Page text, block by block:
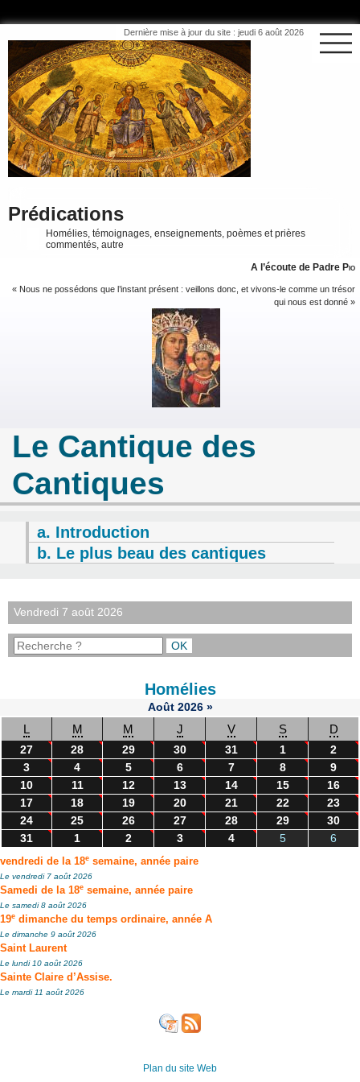
Dernière mise à jour du site : jeudi 6 août 2026
Prédications
Homélies, témoignages, enseignements, poèmes et prières
commentés, autre
A l’écoute de Padre Pio
« Nous ne possédons que l’instant présent : veillons donc, et vivons-le comme un trésor
qui nous est donné »
Le Cantique des
Cantiques
a. Introduction
b. Le plus beau des cantiques
Vendredi 7 août 2026
Homélies
Août 2026 »
L M M J V S D
27 28 29 30 31 1
2
3
4 5 6 7 8
9
10
11 12 13 14 15
16
17
18 19 20 21 22
23
24
25 26 27 28 29
30
31
1 2 3 4 5 6
vendredi de la 18e semaine, année paire
Le vendredi 7 août 2026
Samedi de la 18e semaine, année paire
Le samedi 8 août 2026
19e dimanche du temps ordinaire, année A
Le dimanche 9 août 2026
Saint Laurent
Le lundi 10 août 2026
Sainte Claire d’Assise.
Le mardi 11 août 2026
Plan du site Web